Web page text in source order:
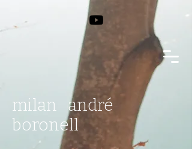
milan andré
boronell